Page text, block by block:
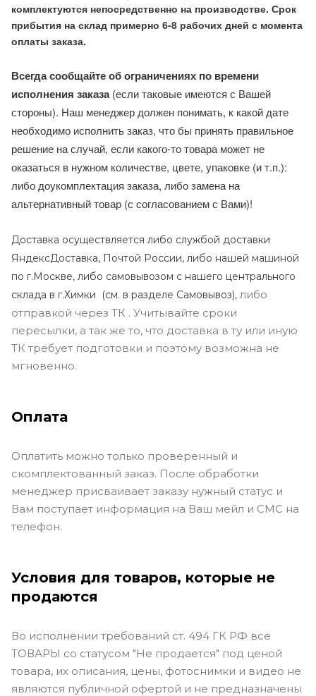
комплектуются непосредственно на производстве. Срок
прибытия на склад примерно 6-8 рабочих дней с момента
оплаты заказа.
Всегда сообщайте об ограничениях по времени
исполнения заказа(если таковые имеются с Вашей
стороны). Наш менеджер должен понимать, к какой дате
необходимо исполнить заказ, что бы принять правильное
решение на случай, если какого-то товара может не
оказаться в нужном количестве, цвете, упаковке (и т.п.):
либо доукомплектация заказа, либо замена на
альтернативный товар (с согласованием с Вами)!
Доставка осуществляется либо службой доставки
ЯндексДоставка, Почтой России, либо нашей машиной
по г.Москве, либо самовывозом с нашего центрального
склада в г.Химки (см. в разделе Самовывоз), либо
отправкой через ТК . Учитывайте сроки
пересылки, а так же то, что доставка в ту или иную
ТК требует подготовки и поэтому возможна не
мгновенно.
Оплата
Оплатить можно только проверенный и
скомплектованный заказ. После обработки
менеджер присваивает заказу нужный статус и
Вам поступает информация на Ваш мейл и СМС на
телефон.
Условия для товаров, которые не
продаются
Во исполнении требований ст. 494 ГК РФ все
ТОВАРЫ со статусом "Не продается" под ценой
товара, их описания, цены, фотоснимки и видео не
являются публичной офертой и не предназначены